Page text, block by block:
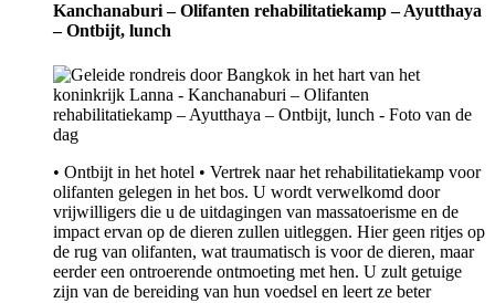
Kanchanaburi – Olifanten rehabilitatiekamp – Ayutthaya
– Ontbijt, lunch
• Ontbijt in het hotel • Vertrek naar het rehabilitatiekamp voor
olifanten gelegen in het bos. U wordt verwelkomd door
vrijwilligers die u de uitdagingen van massatoerisme en de
impact ervan op de dieren zullen uitleggen. Hier geen ritjes op
de rug van olifanten, wat traumatisch is voor de dieren, maar
eerder een ontroerende ontmoeting met hen. U zult getuige
zijn van de bereiding van hun voedsel en leert ze beter